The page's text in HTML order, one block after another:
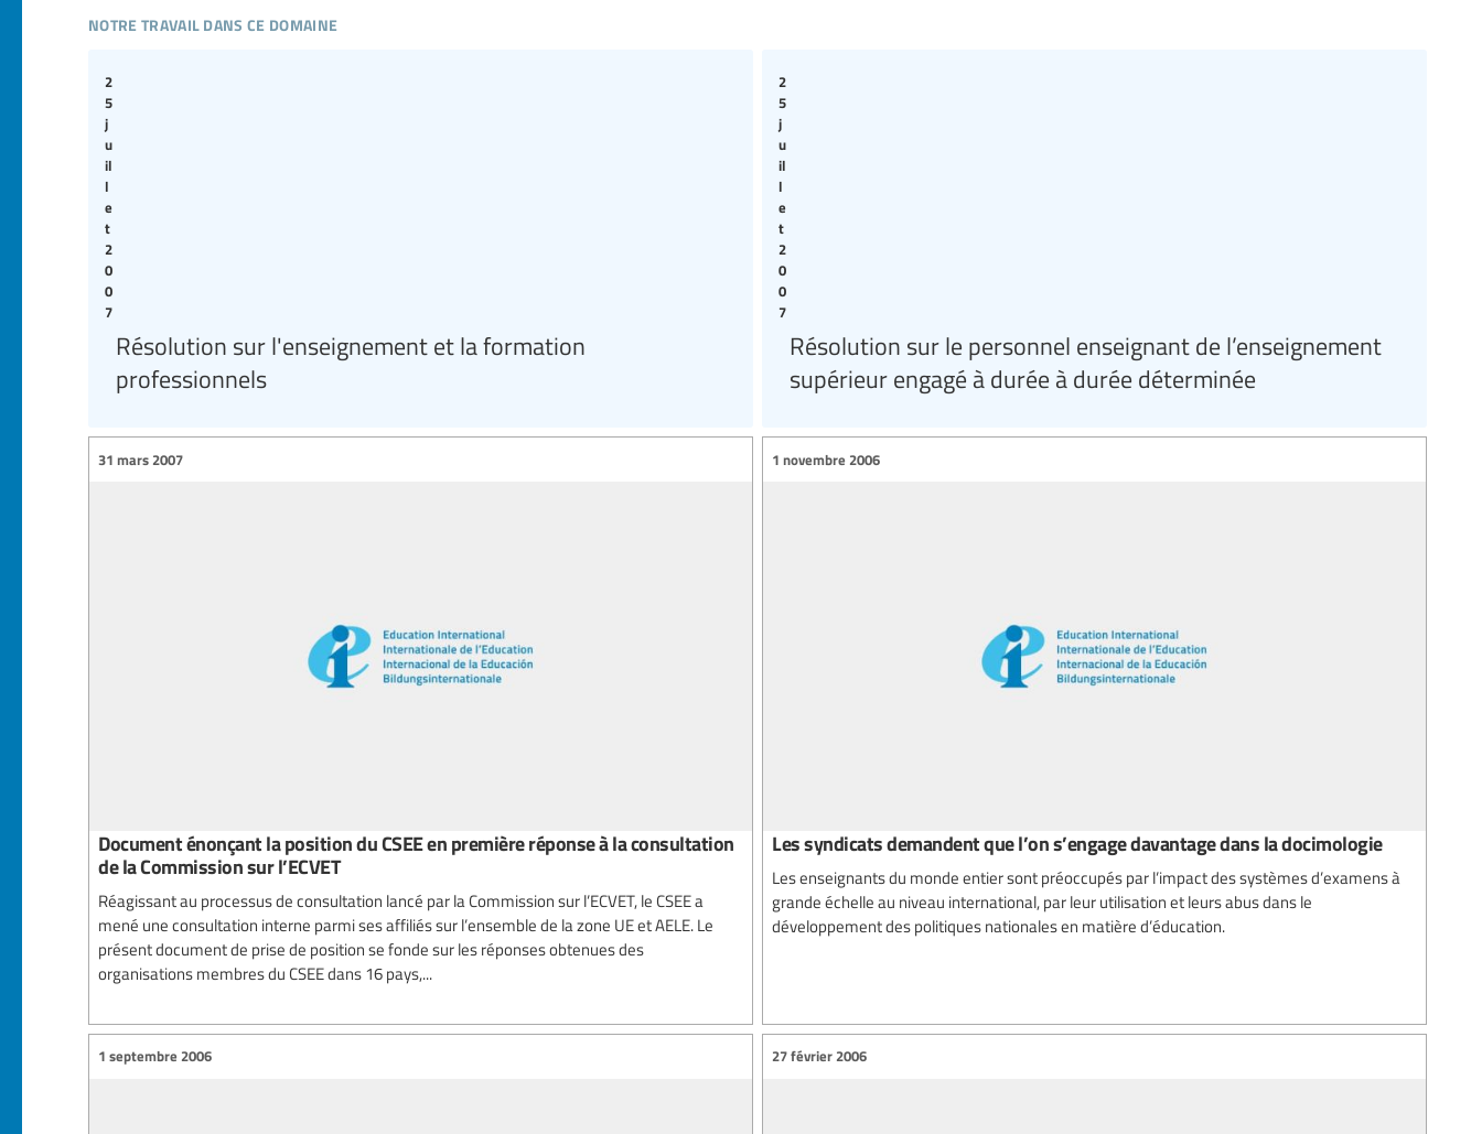
notre travail dans ce domaine
2
5
j
u
il
l
e
t
2
0
0
7
Résolution sur l'enseignement et la formation
professionnels
2
5
j
u
il
l
e
t
2
0
0
7
Résolution sur le personnel enseignant de l’enseignement
supérieur engagé à durée à durée déterminée
31 mars 2007
Document énonçant la position du CSEE en première réponse à la consultation
de la Commission sur l’ECVET
Réagissant au processus de consultation lancé par la Commission sur l’ECVET, le CSEE a
mené une consultation interne parmi ses affiliés sur l’ensemble de la zone UE et AELE. Le
présent document de prise de position se fonde sur les réponses obtenues des
organisations membres du CSEE dans 16 pays,...
1 novembre 2006
Les syndicats demandent que l’on s’engage davantage dans la docimologie
Les enseignants du monde entier sont préoccupés par l’impact des systèmes d’examens à
grande échelle au niveau international, par leur utilisation et leurs abus dans le
développement des politiques nationales en matière d’éducation.
1 septembre 2006 27 février 2006